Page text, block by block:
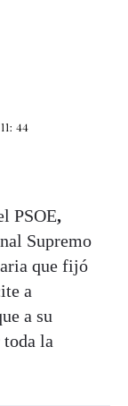
44
PSOE,
Supremo
que fijó
a
a su
toda la